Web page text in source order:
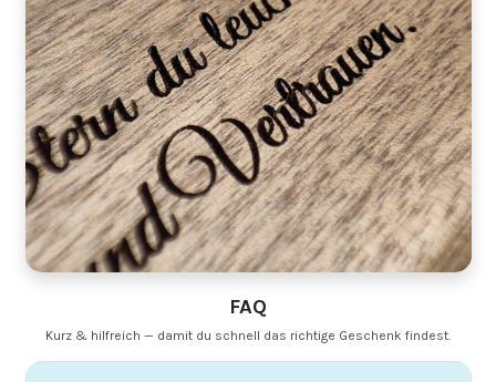
FAQ
Kurz & hilfreich — damit du schnell das richtige Geschenk findest.